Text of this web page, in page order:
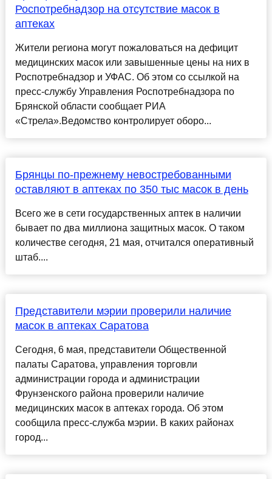
Роспотребнадзор на отсутствие масок в
аптеках
Жители региона могут пожаловаться на дефицит
медицинских масок или завышенные цены на них в
Роспотребнадзор и УФАС. Об этом со ссылкой на
пресс-службу Управления Роспотребнадзора по
Брянской области сообщает РИА
«Стрела».Ведомство контролирует оборо...
Брянцы по-прежнему невостребованными
оставляют в аптеках по 350 тыс масок в день
Всего же в сети государственных аптек в наличии
бывает по два миллиона защитных масок. О таком
количестве сегодня, 21 мая, отчитался оперативный
штаб....
Представители мэрии проверили наличие
масок в аптеках Саратова
Сегодня, 6 мая, представители Общественной
палаты Саратова, управления торговли
администрации города и администрации
Фрунзенского района проверили наличие
медицинских масок в аптеках города. Об этом
сообщила пресс-служба мэрии. В каких районах
город...